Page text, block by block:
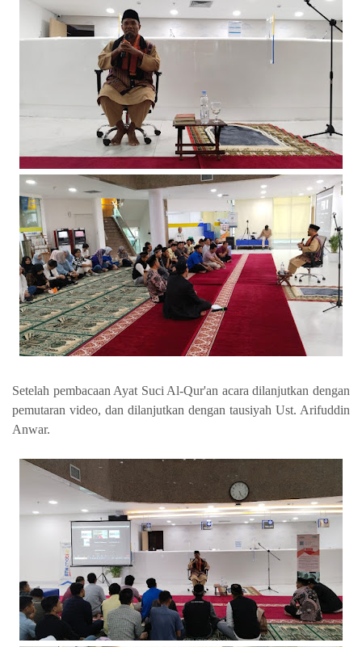
Setelah pembacaan Ayat Suci Al-Qur'an acara dilanjutkan dengan
pemutaran video, dan dilanjutkan dengan tausiyah Ust. Arifuddin
Anwar.